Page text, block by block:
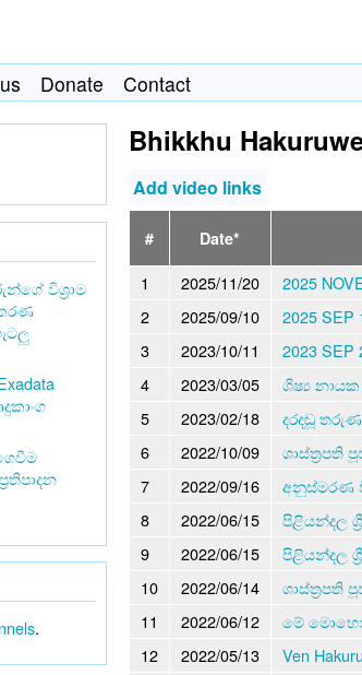
Donate Contact
Bhikkhu
Add video links
# Date*
1 2025/11/20 2025
2
2025/09/10 2025
3
2023/10/11 2023
4
2023/03/05 ශිෂ්‍ය නායක
5
2023/02/18 දරදඬූ
6
2022/10/09 ශාස්ත්‍රපති
7
2022/09/16 අනුස්මරණ
8
2022/06/15 පිළියන්දල
9
2022/06/15 පිළියන්දල
10
2022/06/14
11
2022/06/12 මේ
12
2022/05/13 Ven
විශ්‍රාම
.